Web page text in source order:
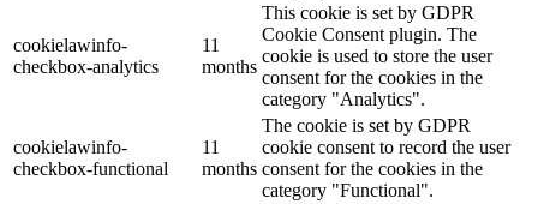
cookielawinfo-
checkbox-analytics
11
months
This cookie is set by GDPR
Cookie Consent plugin. The
cookie is used to store the user
consent for the cookies in the
category "Analytics".
cookielawinfo-
checkbox-functional
11
months
The cookie is set by GDPR
cookie consent to record the user
consent for the cookies in the
category "Functional".